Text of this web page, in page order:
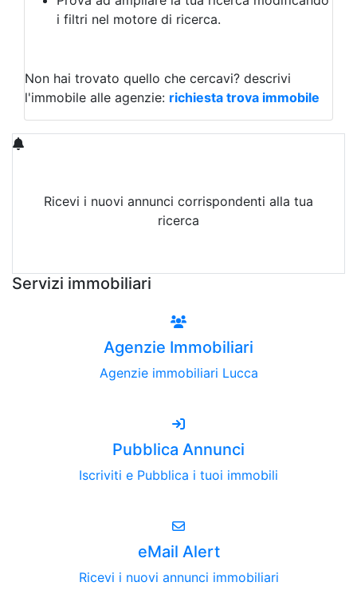
Qualsiasi
i filtri nel motore di ricerca.
Non hai trovato quello che cercavi? descrivi
l'immobile alle agenzie: richiesta trova immobile
Ricevi i nuovi annunci corrispondenti alla tua
ricerca
Servizi immobiliari
Agenzie Immobiliari
Agenzie immobiliari Lucca
Pubblica Annunci
Iscriviti e Pubblica i tuoi immobili
eMail Alert
Ricevi i nuovi annunci immobiliari